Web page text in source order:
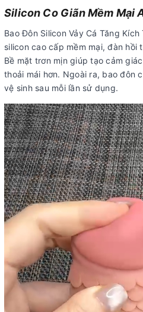
Silicon Co Giãn Mềm Mại
Bao Đôn Silicon Vảy Cá Tăng
silicon cao cấp mềm mại, đàn hồi
Bề mặt trơn mịn giúp tạo cảm
thoải mái hơn. Ngoài ra, bao đôn
vệ sinh sau mỗi lần sử dụng.